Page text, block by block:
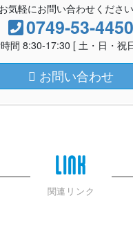
お気軽にお問い合わせください
0749-53-4450
間 8:30-17:30 [ 土・日・祝
お問い合わせ
LINK
関連リンク